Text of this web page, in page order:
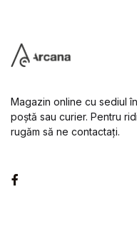
Magazin online cu sediul
poștă sau curier. Pentru
rugăm să ne contactați.